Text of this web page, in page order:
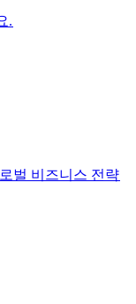
.​​
벌 비즈니스 전략​​